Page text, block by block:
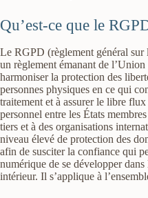
Qu’est-ce que le
Le RGPD (règlement général sur
un règlement émanant de
harmoniser la protection des
personnes physiques en ce qui
traitement et à assurer le libre flux
personnel entre les États
tiers et à des organisations
niveau élevé de protection des
afin de susciter la confiance qui
numérique de se développer dans
intérieur. Il s’applique à